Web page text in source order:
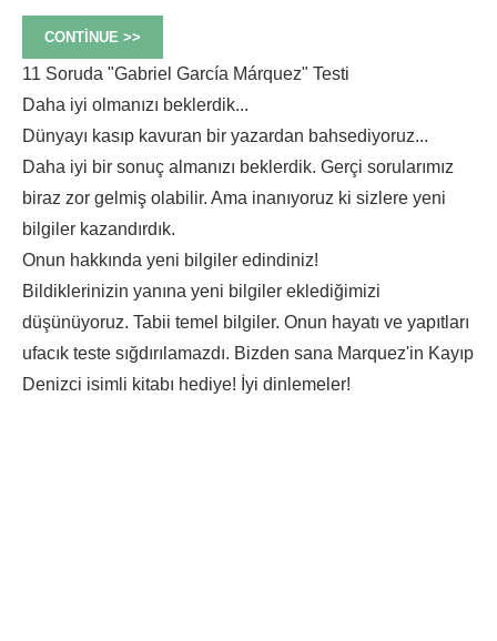
CONTINUE >>
11 Soruda "Gabriel García Márquez" Testi
Daha iyi olmanızı beklerdik...
Dünyayı kasıp kavuran bir yazardan bahsediyoruz...
Daha iyi bir sonuç almanızı beklerdik. Gerçi sorularımız
biraz zor gelmiş olabilir. Ama inanıyoruz ki sizlere yeni
bilgiler kazandırdık.
Onun hakkında yeni bilgiler edindiniz!
Bildiklerinizin yanına yeni bilgiler eklediğimizi
düşünüyoruz. Tabii temel bilgiler. Onun hayatı ve yapıtları
ufacık teste sığdırılamazdı. Bizden sana Marquez'in Kayıp
Denizci isimli kitabı hediye! İyi dinlemeler!